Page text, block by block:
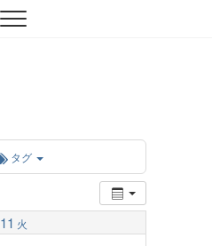
タグ
11 火